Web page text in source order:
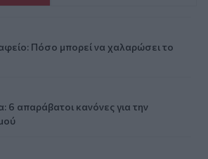
Πόσο μπορεί να χαλαρώσει το
6 απαράβατοι κανόνες για την